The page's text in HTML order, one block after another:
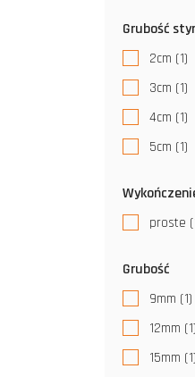
Grubość
2cm (1)
3cm (1)
4cm (1)
5cm (1)
proste
Grubość
9mm (1)
12mm (1)
15mm (1)